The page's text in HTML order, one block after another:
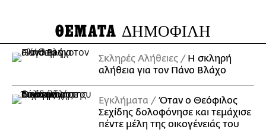
ΘΕΜΑΤΑ ΔΗΜΟΦΙΛΗ
Σκληρές Αλήθειες
H σκληρή
αλήθεια για τον Πάνο Βλάχο
Εγκλήματα
Όταν ο Θεόφιλος
Σεχίδης δολοφόνησε και τεμάχισε
πέντε μέλη της οικογένειάς του